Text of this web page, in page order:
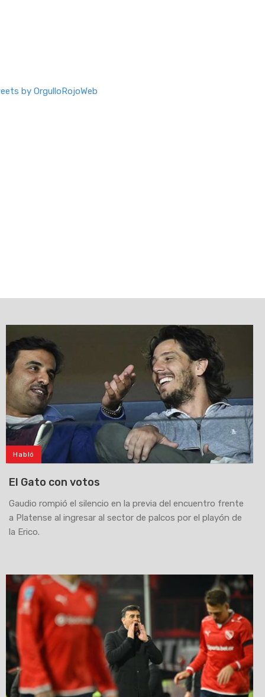
by OrgulloRojoWeb
Habló
El Gato con votos
Gaudio rompió el silencio en la previa del encuentro frente
a Platense al ingresar al sector de palcos por el playón de
la Erico.